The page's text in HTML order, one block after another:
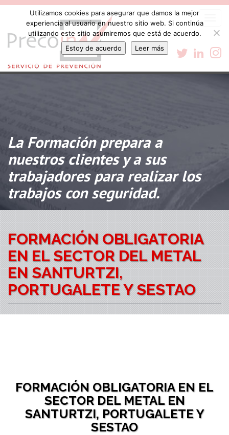
La Formación prepara a
nuestros clientes y a sus
trabajadores para realizar los
trabajos con seguridad.
FORMACIÓN OBLIGATORIA
EN EL SECTOR DEL METAL
EN SANTURTZI,
PORTUGALETE Y SESTAO
FORMACIÓN OBLIGATORIA EN EL
SECTOR DEL METAL EN
SANTURTZI, PORTUGALETE Y
SESTAO
Utilizamos cookies para asegurar que damos la mejor
experiencia al usuario en nuestro sitio web. Si continúa
utilizando este sitio asumiremos que está de acuerdo.
Estoy de acuerdo
Leer más